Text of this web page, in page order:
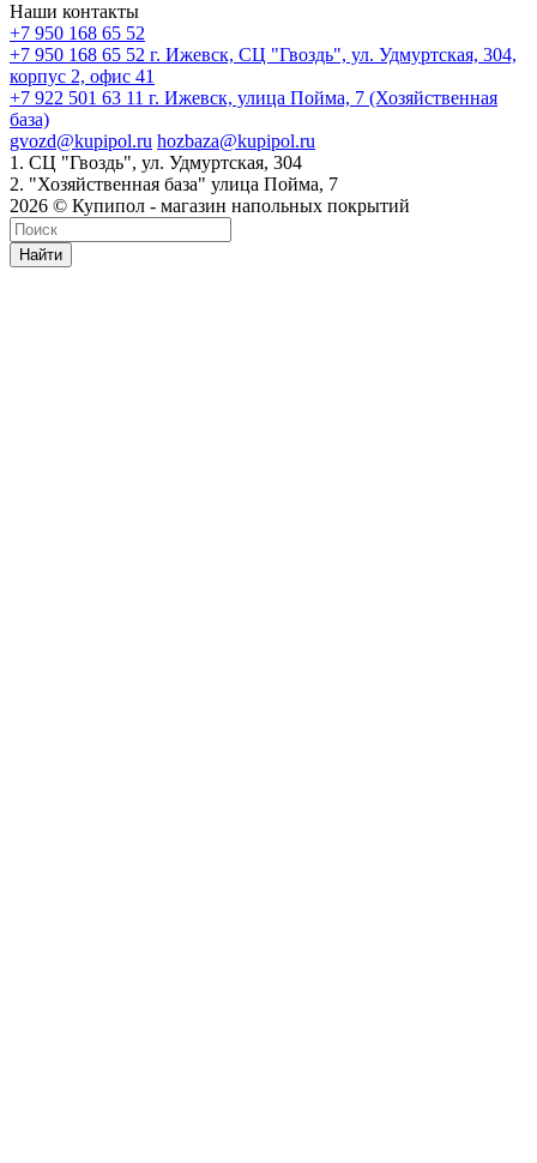
Наши контакты
+7 950 168 65 52
+7 950 168 65 52 г. Ижевск, СЦ "Гвоздь", ул. Удмуртская, 304,
корпус 2, офис 41
+7 922 501 63 11 г. Ижевск, улица Пойма, 7 (Хозяйственная
база)
gvozd@kupipol.ru hozbaza@kupipol.ru
1. СЦ "Гвоздь", ул. Удмуртская, 304
2. "Хозяйственная база" улица Пойма, 7
2026 © Купипол - магазин напольных покрытий
Найти